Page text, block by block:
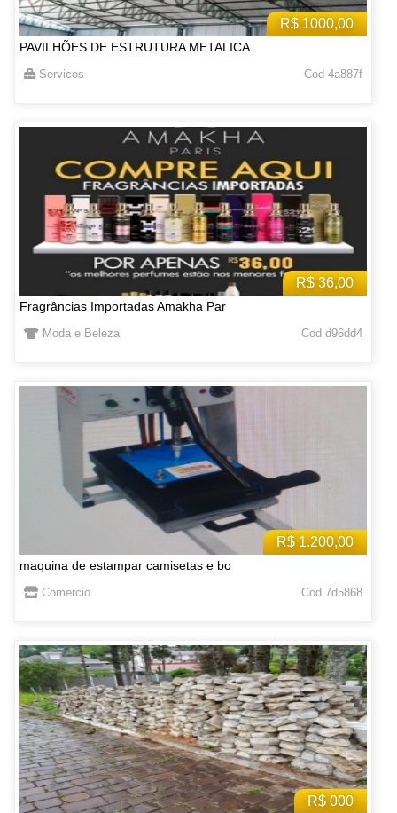
R$ 1000,00
PAVILHÕES DE ESTRUTURA METALICA
Servicos Cod 4a887f
R$ 36,00
Fragrâncias Importadas Amakha Par
Moda e Beleza Cod d96dd4
R$ 1.200,00
maquina de estampar camisetas e bo
Comercio Cod 7d5868
R$ 000